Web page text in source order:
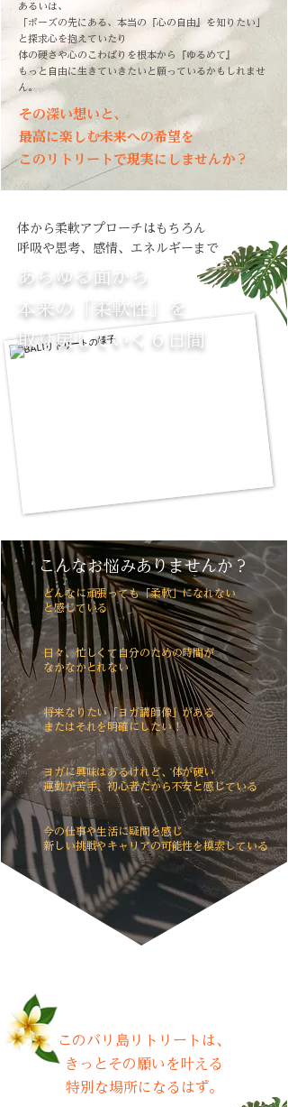
あるいは、
「ポーズの先にある、本当の『心の自由』を知りたい」
と探求心を抱えていたり
体の硬さや心のこわばりを根本から『ゆるめて』
もっと自由に生きていきたいと願っているかもしれませ
ん。
その深い想いと、
最高に楽しむ未来への希望を
このリトリートで現実にしませんか？
体から柔軟アプローチはもちろん
呼吸や思考、感情、エネルギーまで
あらゆる面から
本来の「柔軟性」を
取り戻していく６日間
どんなに頑張っても「柔軟」になれない
と感じている
日々、忙しくて自分のための時間が
なかなかとれない
将来なりたい「ヨガ講師像」がある
またはそれを明確にしたい！
ヨガに興味はあるけれど、体が硬い
運動が苦手、初心者だから不安と感じている
今の仕事や生活に疑問を感じ
新しい挑戦やキャリアの可能性を模索している
こんなお悩みありませんか？
このバリ島リトリートは、
きっとその願いを叶える
特別な場所になるはず。